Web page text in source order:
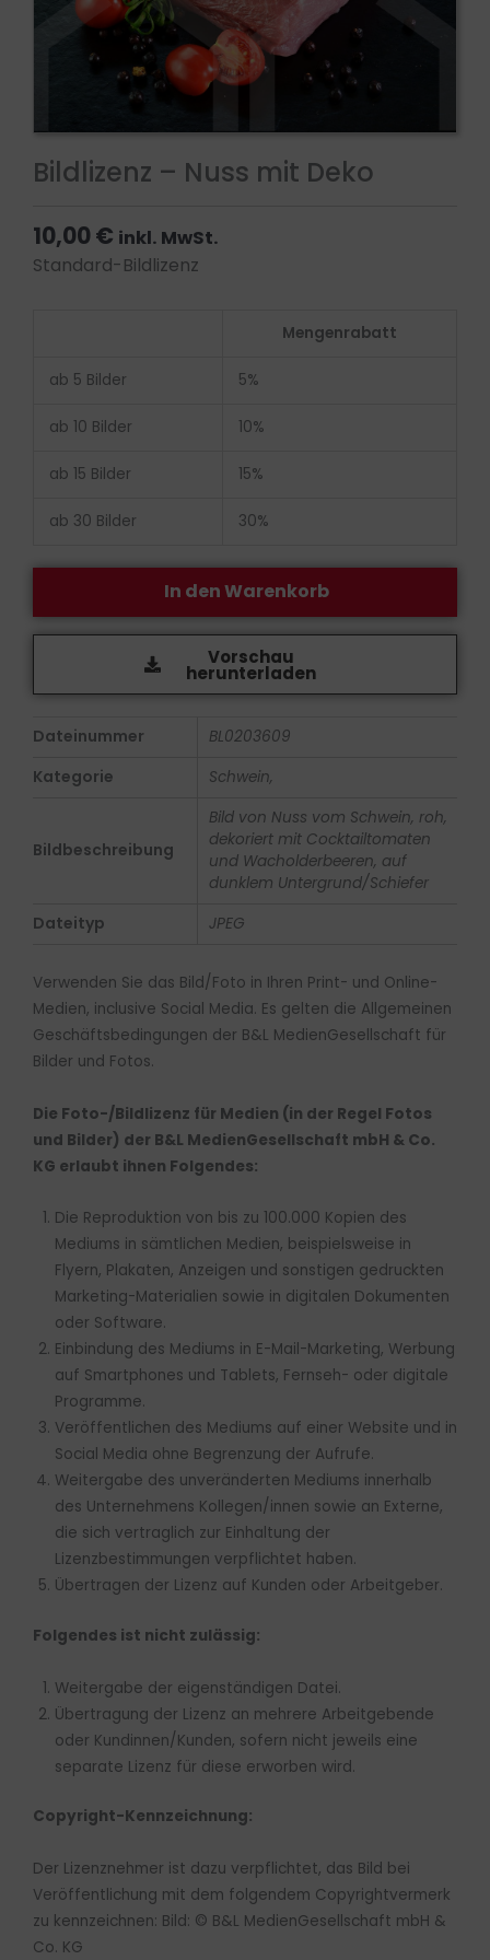
Bildlizenz – Nuss mit Deko
10,00€ inkl. MwSt.
Standard-Bildlizenz
Mengenrabatt
ab 5 Bilder 5%
ab 10 Bilder 10%
ab 15 Bilder 15%
ab 30 Bilder 30%
Nuss
Deko
In den Warenkorb
Vorschau
herunterladen
Dateinummer BL0203609
Kategorie Schwein,
Bildbeschreibung
Bild von Nuss vom Schwein, roh,
dekoriert mit Cocktailtomaten
und Wacholderbeeren, auf
dunklem Untergrund/Schiefer
Dateityp JPEG
Verwenden Sie das Bild/Foto in Ihren Print- und Online-
Medien, inclusive Social Media. Es gelten die Allgemeinen
Geschäftsbedingungen der B&L MedienGesellschaft für
Bilder und Fotos.
Die Foto-/Bildlizenz für Medien (in der Regel Fotos
und Bilder) der B&L MedienGesellschaft mbH & Co.
KG erlaubt ihnen Folgendes:
Die Reproduktion von bis zu 100.000 Kopien des
Mediums in sämtlichen Medien, beispielsweise in
Flyern, Plakaten, Anzeigen und sonstigen gedruckten
Marketing-Materialien sowie in digitalen Dokumenten
oder Software.
Einbindung des Mediums in E-Mail-Marketing, Werbung
auf Smartphones und Tablets, Fernseh- oder digitale
Programme.
Veröffentlichen des Mediums auf einer Website und in
Social Media ohne Begrenzung der Aufrufe.
Weitergabe des unveränderten Mediums innerhalb
des Unternehmens Kollegen/innen sowie an Externe,
die sich vertraglich zur Einhaltung der
Lizenzbestimmungen verpflichtet haben.
Übertragen der Lizenz auf Kunden oder Arbeitgeber.
Folgendes ist nicht zulässig:
Weitergabe der eigenständigen Datei.
Übertragung der Lizenz an mehrere Arbeitgebende
oder Kundinnen/Kunden, sofern nicht jeweils eine
separate Lizenz für diese erworben wird.
Copyright-Kennzeichnung:
Der Lizenznehmer ist dazu verpflichtet, das Bild bei
Veröffentlichung mit dem folgendem Copyrightvermerk
zu kennzeichnen: Bild: © B&L MedienGesellschaft mbH &
Co. KG